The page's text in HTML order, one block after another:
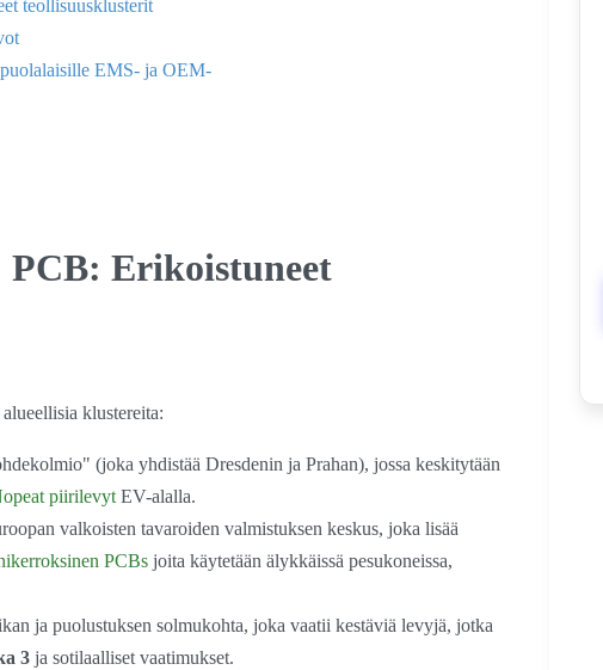
teollisuusklusterit
EMS- ja OEM-
PCB: Erikoistuneet
klustereita:
(joka yhdistää Dresdenin ja Prahan), jossa keskitytään
piirilevyt EV-alalla.
valkoisten tavaroiden valmistuksen keskus, joka lisää
PCBs joita käytetään älykkäissä pesukoneissa,
ja puolustuksen solmukohta, joka vaatii kestäviä levyjä, jotka
3 ja sotilaalliset vaatimukset.